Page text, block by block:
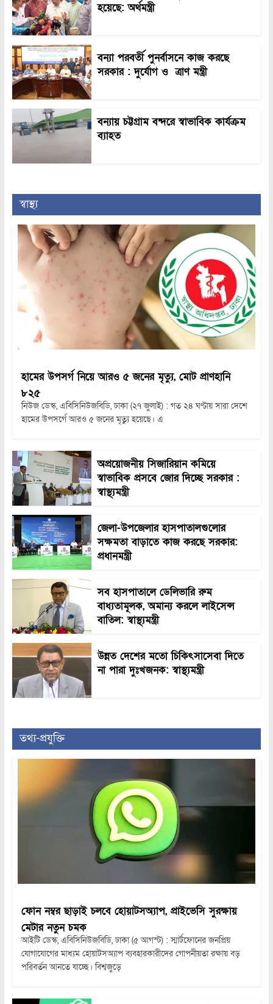
হয়েছে: অর্থমন্ত্রী
বন্যা পরবর্তী পুনর্বাসনে কাজ করছে
সরকার : দুর্যোগ ও ত্রাণ মন্ত্রী
বন্যায় চট্টগ্রাম বন্দরে স্বাভাবিক কার্যক্রম
ব্যাহত
স্বাস্থ্য
হামের উপসর্গ নিয়ে আরও ৫ জনের মৃত্যু, মোট প্রাণহানি
৮২৫
নিউজ ডেস্ক, এবিসিনিউজবিডি, ঢাকা (২৭ জুলাই) : গত ২৪ ঘণ্টায় সারা দেশে
হামের উপসর্গে আরও ৫ জনের মৃত্যু হয়েছে। এ
অপ্রয়োজনীয় সিজারিয়ান কমিয়ে
স্বাভাবিক প্রসবে জোর দিচ্ছে সরকার :
স্বাস্থ্যমন্ত্রী
জেলা-উপজেলার হাসপাতালগুলোর
সক্ষমতা বাড়াতে কাজ করছে সরকার:
প্রধানমন্ত্রী
সব হাসপাতালে ডেলিভারি রুম
বাধ্যতামূলক, অমান্য করলে লাইসেন্স
বাতিল: স্বাস্থ্যমন্ত্রী
উন্নত দেশের মতো চিকিৎসাসেবা দিতে
না পারা দুঃখজনক: স্বাস্থ্যমন্ত্রী
তথ্য-প্রযুক্তি
ফোন নম্বর ছাড়াই চলবে হোয়াটসঅ্যাপ, প্রাইভেসি সুরক্ষায়
মেটার নতুন চমক
আইটি ডেস্ক, এবিসিনিউজবিডি, ঢাকা (৫ আগস্ট) : স্মার্টফোনের জনপ্রিয়
যোগাযোগের মাধ্যম হোয়াটসঅ্যাপ ব্যবহারকারীদের গোপনীয়তা রক্ষায় বড়
পরিবর্তন আনতে যাচ্ছে। বিশ্বজুড়ে